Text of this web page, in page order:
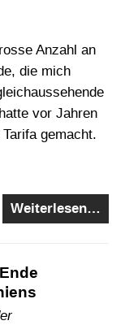
Anzahl an
die mich
vor Jahren
gemacht.
Weiterlesen…